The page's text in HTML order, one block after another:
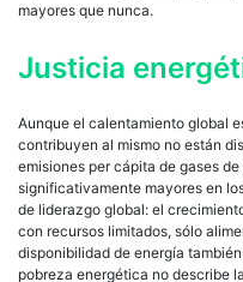
mayores que nunca.
Justicia
Aunque el calentamiento global
contribuyen al mismo no están
emisiones per cápita de gases
significativamente mayores en
de liderazgo global: el
con recursos limitados, sólo
disponibilidad de energía
pobreza energética no describe